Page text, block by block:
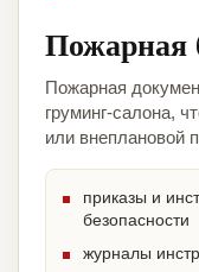
Пожарная
Пожарная
груминг-салона,
или внеплановой
приказы и
безопасности
журналы